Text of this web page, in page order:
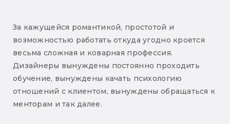
За кажущейся романтикой, простотой и
возможностью работать откуда угодно кроется
весьма сложная и коварная профессия.
Дизайнеры вынуждены постоянно проходить
обучение, вынуждены качать психологию
отношений с клиентом, вынуждены обращаться к
менторам и так далее.